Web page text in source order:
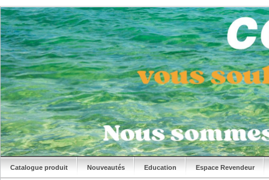
Catalogue produit Nouveautés Education Espace Revendeur